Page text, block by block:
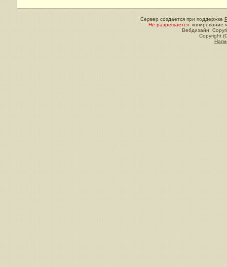
Сервер создается при поддержке
Не разрешается копирование
Вебдизайн:
Copyright